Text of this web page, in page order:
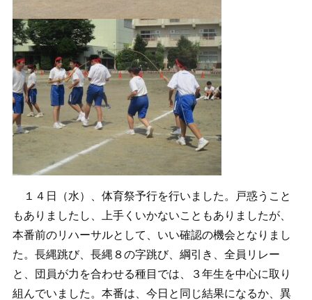
１４日（水）、体育祭予行を行いました。戸惑うこと
もありましたし、上手くいかないこともありましたが、
本番前のリハーサルとして、いい確認の機会となりまし
た。長縄跳び、長縄８の字跳び、綱引き、全員リレー
と、団員が力を合わせる種目では、３年生を中心に取り
組んでいました。本番は、今日と同じ結果になるか、異